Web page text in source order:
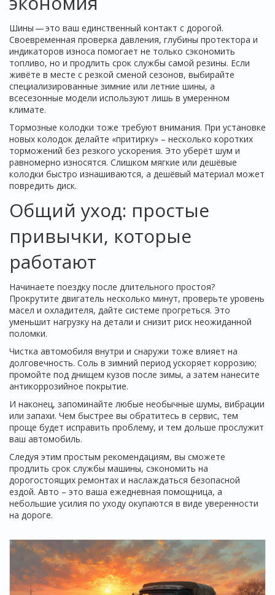
Шины — это ваш единственный контакт с дорогой.
Своевременная проверка давления, глубины протектора и
индикаторов износа помогает не только сэкономить
топливо, но и продлить срок службы самой резины. Если
живёте в месте с резкой сменой сезонов, выбирайте
специализированные зимние или летние шины, а
всесезонные модели используют лишь в умеренном
климате.
Тормозные колодки тоже требуют внимания. При установке
новых колодок делайте «притирку» – несколько коротких
торможений без резкого ускорения. Это уберёт шум и
равномерно износятся. Слишком мягкие или дешёвые
колодки быстро изнашиваются, а дешёвый материал может
повредить диск.
Общий уход: простые
привычки, которые
работают
Начинаете поездку после длительного простоя?
Прокрутите двигатель несколько минут, проверьте уровень
масел и охладителя, дайте системе прогреться. Это
уменьшит нагрузку на детали и снизит риск неожиданной
поломки.
Чистка автомобиля внутри и снаружи тоже влияет на
долговечность. Соль в зимний период ускоряет коррозию;
промойте под днищем кузов после зимы, а затем нанесите
антикоррозийное покрытие.
И наконец, запоминайте любые необычные шумы, вибрации
или запахи. Чем быстрее вы обратитесь в сервис, тем
проще будет исправить проблему, и тем дольше прослужит
ваш автомобиль.
Следуя этим простым рекомендациям, вы сможете
продлить срок службы машины, сэкономить на
дорогостоящих ремонтах и наслаждаться безопасной
ездой. Авто – это ваша ежедневная помощница, а
небольшие усилия по уходу окупаются в виде уверенности
на дороге.